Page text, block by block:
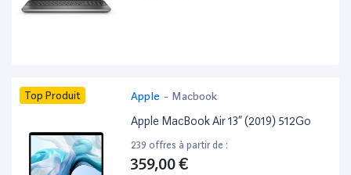
Top Produit Apple - Macbook
Apple MacBook Air 13” (2019) 512Go
239 offres à partir de :
359,00 €